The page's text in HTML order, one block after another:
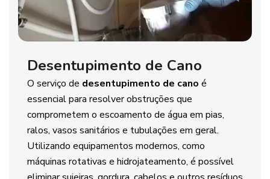
Desentupimento de Cano
O serviço de desentupimento de cano é
essencial para resolver obstruções que
comprometem o escoamento de água em pias,
ralos, vasos sanitários e tubulações em geral.
Utilizando equipamentos modernos, como
máquinas rotativas e hidrojateamento, é possível